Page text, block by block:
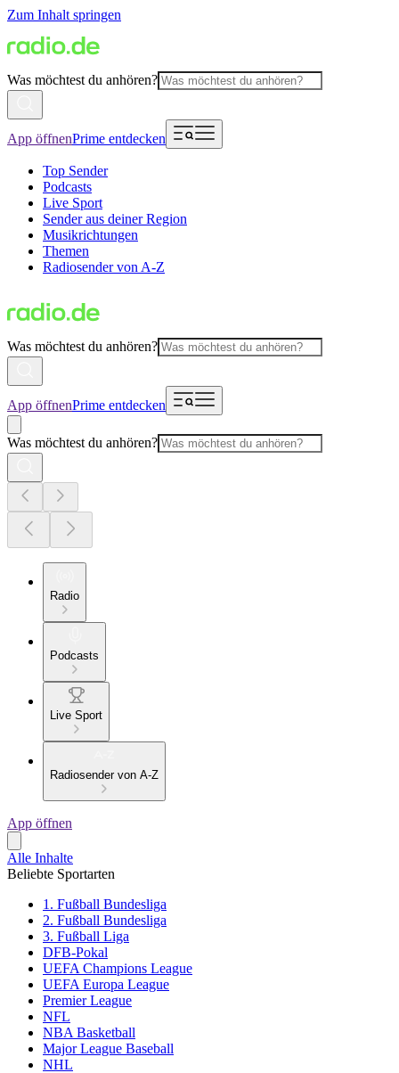
Zum Inhalt springen
Was möchtest du anhören?
App öffnenPrime entdecken
Top Sender
Podcasts
Live Sport
Sender aus deiner Region
Musikrichtungen
Themen
Radiosender von A-Z
Was möchtest du anhören?
App öffnenPrime entdecken
Was möchtest du anhören?
Radio
Podcasts
Live Sport
Radiosender von A-Z
App öffnen
Alle Inhalte
Beliebte Sportarten
1. Fußball Bundesliga
2. Fußball Bundesliga
3. Fußball Liga
DFB-Pokal
UEFA Champions League
UEFA Europa League
Premier League
NFL
NBA Basketball
Major League Baseball
NHL